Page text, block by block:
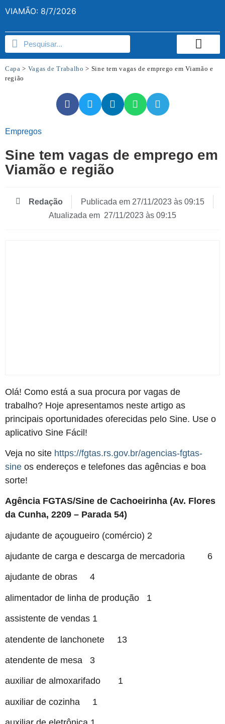
VIAMÃO: 8/7/2026
Capa > Vagas de Trabalho > Sine tem vagas de emprego em Viamão e
região
Empregos
Sine tem vagas de emprego em
Viamão e região
Redação Publicada em 27/11/2023 às 09:15
Atualizada em 27/11/2023 às 09:15
Olá! Como está a sua procura por vagas de
trabalho? Hoje apresentamos neste artigo as
principais oportunidades oferecidas pelo Sine. Use o
aplicativo Sine Fácil!
Veja no site https://fgtas.rs.gov.br/agencias-fgtas-
sine os endereços e telefones das agências e boa
sorte!
Agência FGTAS/Sine de Cachoeirinha (Av. Flores
da Cunha, 2209 – Parada 54)
ajudante de açougueiro (comércio) 2
ajudante de carga e descarga de mercadoria 6
ajudante de obras 4
alimentador de linha de produção 1
assistente de vendas 1
atendente de lanchonete 13
atendente de mesa 3
auxiliar de almoxarifado 1
auxiliar de cozinha 1